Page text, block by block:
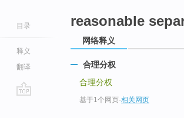
目录
释义
翻译
reasonable
网络释义
合理分权
合理分权
基于1个网页-相关网页